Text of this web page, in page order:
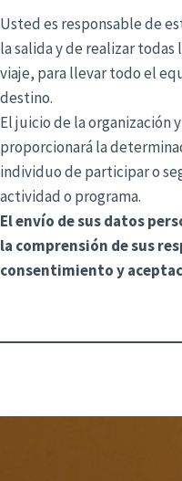
Usted es responsable de
la salida y de realizar
viaje, para llevar todo el
destino.
El juicio de la organización
proporcionará la
individuo de participar o
actividad o programa.
El envío de sus datos
la comprensión de sus
consentimiento y